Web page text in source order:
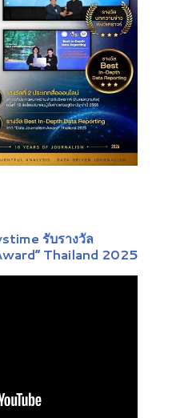
รับรางวัล
Thailand 2025